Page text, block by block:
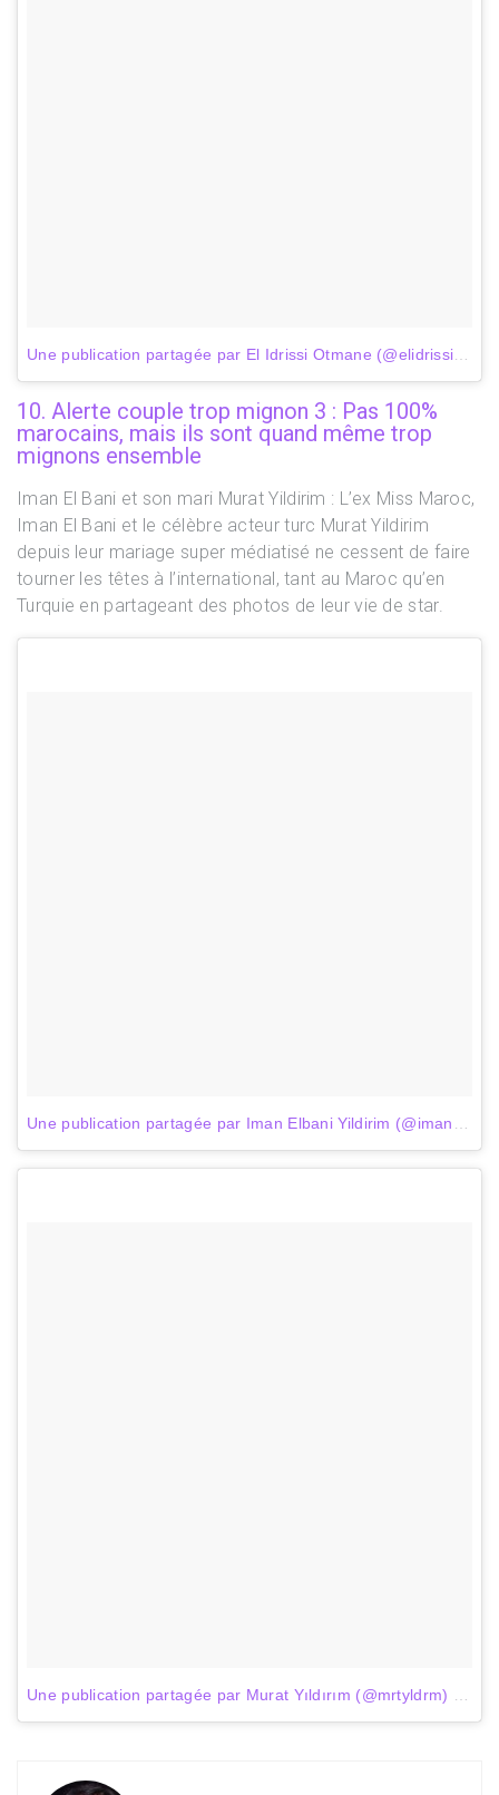
10. Alerte couple trop mignon 3 : Pas 100%
marocains, mais ils sont quand même trop
mignons ensemble
Iman El Bani et son mari Murat Yildirim : L’ex Miss Maroc,
Iman El Bani et le célèbre acteur turc Murat Yildirim
depuis leur mariage super médiatisé ne cessent de faire
tourner les têtes à l’international, tant au Maroc qu’en
Turquie en partageant des photos de leur vie de star.
Une publication partagée par Iman Elbani Yildirim (@iman_elbani)
Une publication partagée par Murat Yıldırım (@mrtyldrm)